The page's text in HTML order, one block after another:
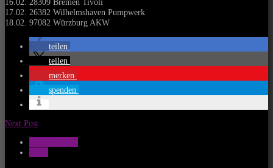
16.02. 28309 Bremen Tivoli
17.02. 26382 Wilhelmshaven Pumpwerk
18.02. 97082 Würzburg AKW
teilen
teilen
merken
spenden
Next Post